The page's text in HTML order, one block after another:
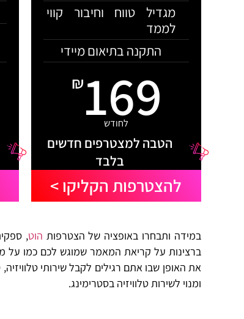
מגדיל טווח וחיבור קווי
לממד
התקנה בתיאום מיידי
₪169
לחודש
הטבה למצטרפים חדשים
בלבד
להצטרפות הקליקו >
במידה ותבחרו באופציה של הצטרפות הוט
ברצינות על קריאת המאמר שמוגש לכם כמו על
את האופן שבו אתם רגילים לקבל שירותי
ומנוי לשירות טלוויזיה בסטרימינג.